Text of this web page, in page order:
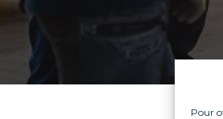
Pour